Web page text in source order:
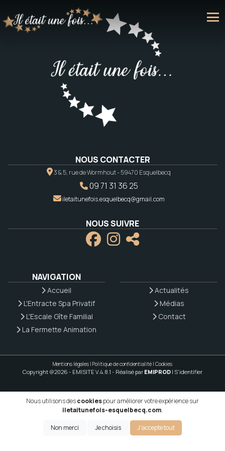
NOUS CONTACTER
3 & 5, rue de Wormhout - 59470 Esquelbecq
09 71 31 36 25
iletaitunefois.esquelbecq@gmail.com
NOUS SUIVRE
NAVIGATION
Accueil
L'Entracte Spa Privatif
L'Escale Gîte Familial
La Fermette Animation
Actualités
Médias
Contact
Mentions légales | Politique de confidentialité | Cookies
Copyright @2026 - EMISITE V.4.8.1 - Réalisé par EMIPROD | S'identifier
Nous utilisons descookiespour améliorer votre expérience sur
iletaitunefois-esquelbecq.com.
Non merci Je choisis J'accepte tout